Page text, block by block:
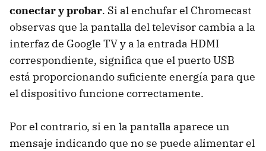
conectar y probar. Si al enchufar el Chromecast
observas que la pantalla del televisor cambia a la
interfaz de Google TV y a la entrada HDMI
correspondiente, significa que el puerto USB
está proporcionando suficiente energía para que
el dispositivo funcione correctamente.
Por el contrario, si en la pantalla aparece un
mensaje indicando que no se puede alimentar el